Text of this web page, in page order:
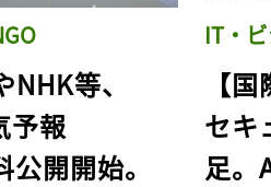
NHK等、
予報
公開開始。
IT・
【
セキ
足。